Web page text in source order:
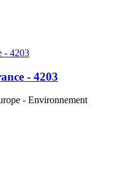
- 4203
- Environnement